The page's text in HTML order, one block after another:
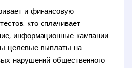
и финансовую
кто оплачивает
информационные кампании.
целевые выплаты на
нарушений общественного